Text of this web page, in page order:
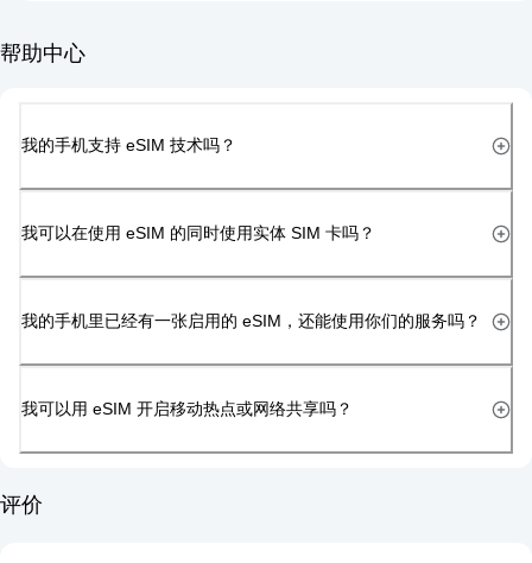
帮助中心
我的手机支持 eSIM 技术吗？
我可以在使用 eSIM 的同时使用实体 SIM 卡吗？
我的手机里已经有一张启用的 eSIM，还能使用你们的服务吗？
我可以用 eSIM 开启移动热点或网络共享吗？
评价